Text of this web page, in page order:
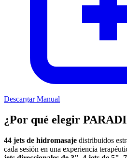
Descargar Manual
¿Por qué elegir
44 jets de hidromasaje distribuidos
cada sesión en una experiencia